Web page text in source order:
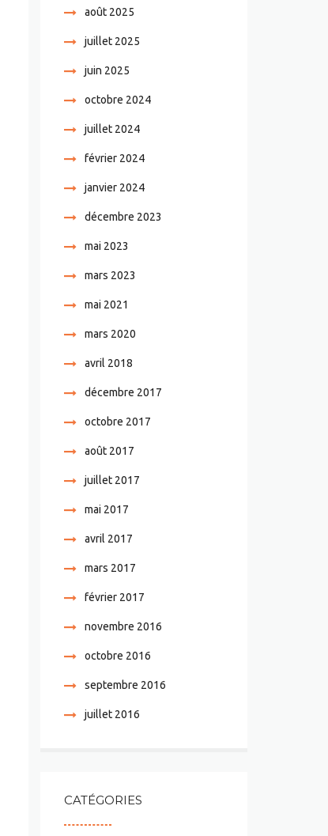
août 2025
juillet 2025
juin 2025
octobre 2024
juillet 2024
février 2024
janvier 2024
décembre 2023
mai 2023
mars 2023
mai 2021
mars 2020
avril 2018
décembre 2017
octobre 2017
août 2017
juillet 2017
mai 2017
avril 2017
mars 2017
février 2017
novembre 2016
octobre 2016
septembre 2016
juillet 2016
CATÉGORIES